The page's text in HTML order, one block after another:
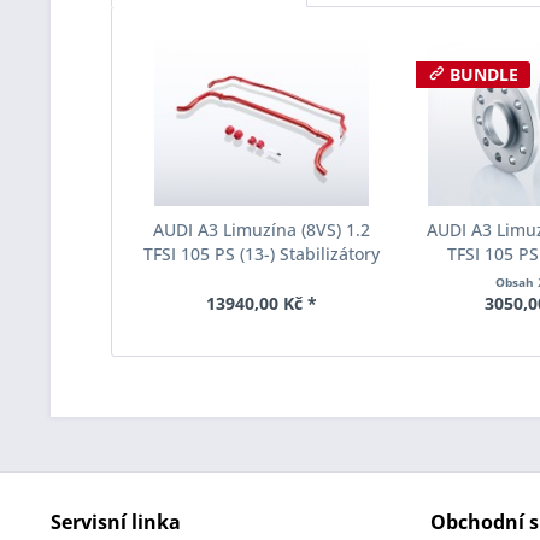
AUDI A3 Limuzína (8VS) 1.2
TFSI 105 PS (13-) Stabilizátory
021-01-11
13940,00 Kč *
BUNDLE
AUDI A3
TFSI 105
rozchodu
S90-2-08-
Obsah
Servisní linka Obchodní